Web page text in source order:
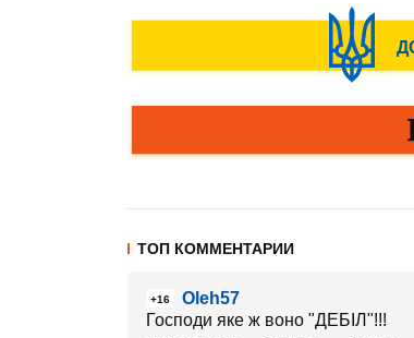
ТОП КОММЕНТАРИИ
+16
Oleh57
Господи яке ж воно "ДЕБІЛ"!!!